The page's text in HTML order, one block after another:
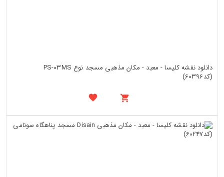
دانلود نقشه کلیسا - معبد - مکان مذهبی مسجد نوع PS-03MS
(کد60396)